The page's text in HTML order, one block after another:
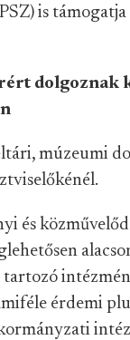
is
dolgoznak
múzeumi
és
érdemi